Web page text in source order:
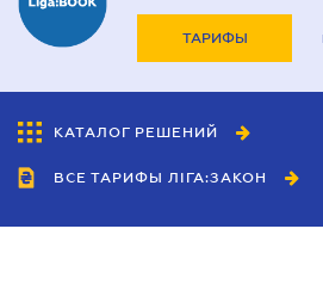
ТАРИФЫ
КАТАЛОГ РЕШЕНИЙ
ВСЕ ТАРИФЫ ЛІГА:ЗАКОН